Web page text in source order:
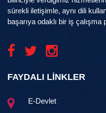
sürekli iletişimle, aynı dili
başarıya odaklı bir iş
FAYDALI LİNKLER
E-Devlet